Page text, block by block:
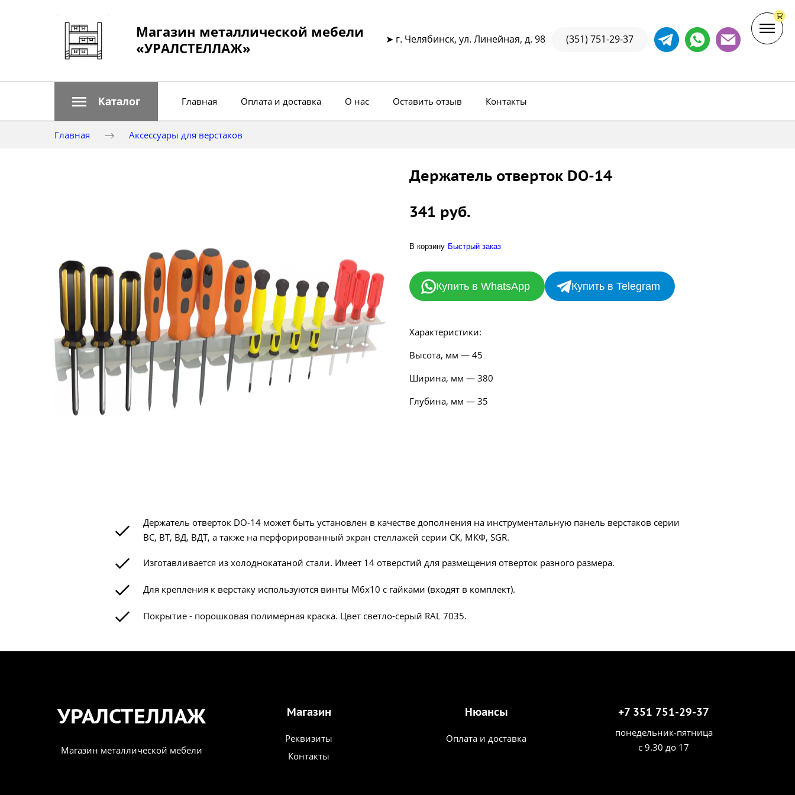
Магазин металлической мебели
«УРАЛСТЕЛЛАЖ»
(351) 751-29-37
➤ г. Челябинск, ул. Линейная, д. 98
Каталог Главная Оплата и доставка О нас Оставить отзыв Контакты
Главная Аксессуары для верстаков
Держатель отверток DO-14
341 руб.
В корзину Быстрый заказ
Купить в WhatsApp Купить в Telegram
Характеристики:
Высота, мм — 45
Ширина, мм — 380
Глубина, мм — 35
Держатель отверток DO-14 может быть установлен в качестве дополнения на инструментальную панель верстаков серии
ВС, ВТ, ВД, ВДТ, а также на перфорированный экран стеллажей серии СК, МКФ, SGR.
Изготавливается из холоднокатаной стали. Имеет 14 отверстий для размещения отверток разного размера.
Для крепления к верстаку используются винты М6х10 с гайками (входят в комплект).
Покрытие - порошковая полимерная краска. Цвет светло-серый RAL 7035.
УРАЛСТЕЛЛАЖ
Магазин металлической мебели
Магазин
Реквизиты
Контакты
Нюансы
Оплата и доставка
+7 351 751-29-37
понедельник-пятница
с 9.30 до 17